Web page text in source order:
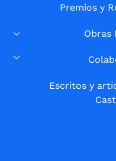
Premios y
Obras
Escritos y